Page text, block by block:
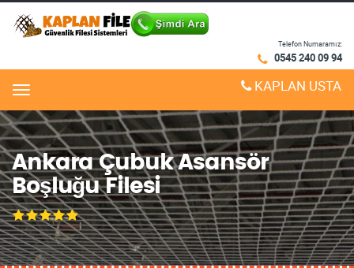
Telefon Numaramız:
0545 240 09 94
Menu KAPLAN USTA
Ankara Çubuk Asansör
Boşluğu Filesi